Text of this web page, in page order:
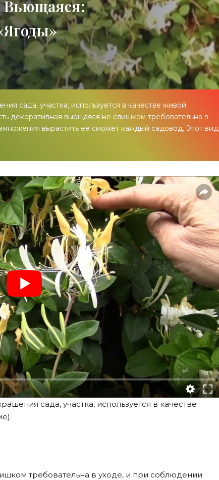
Вьющаяся:
сада, участка, используется в качестве живой
декоративная вьющаяся не слишком требовательна в
вырастить ее сможет каждый садовод. Этот вид
сада, участка, используется в качестве
требовательна в уходе, и при соблюдении